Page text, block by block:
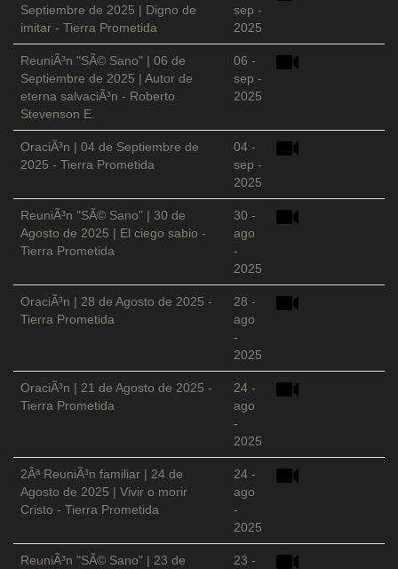
Septiembre de 2025 | Digno de
imitar - Tierra Prometida
sep -
2025
ReuniÃ³n "SÃ© Sano" | 06 de
Septiembre de 2025 | Autor de
eterna salvaciÃ³n - Roberto
Stevenson E.
06 -
sep -
2025
OraciÃ³n | 04 de Septiembre de
2025 - Tierra Prometida
04 -
sep -
2025
ReuniÃ³n "SÃ© Sano" | 30 de
Agosto de 2025 | El ciego sabio -
Tierra Prometida
30 -
ago
-
2025
OraciÃ³n | 28 de Agosto de 2025 -
Tierra Prometida
28 -
ago
-
2025
OraciÃ³n | 21 de Agosto de 2025 -
Tierra Prometida
24 -
ago
-
2025
2Âª ReuniÃ³n familiar | 24 de
Agosto de 2025 | Vivir o morir
Cristo - Tierra Prometida
24 -
ago
-
2025
ReuniÃ³n "SÃ© Sano" | 23 de
23 -